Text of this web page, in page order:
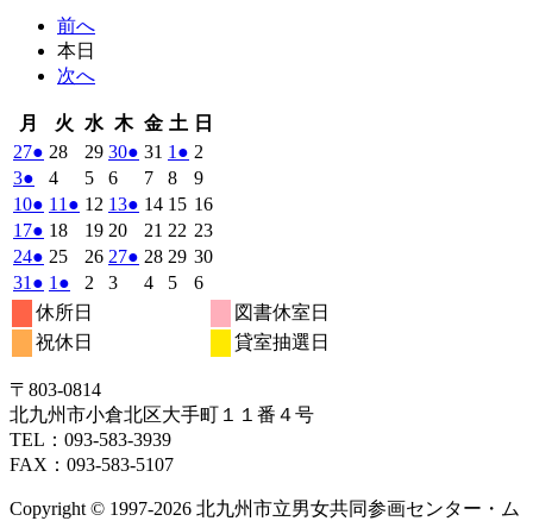
前へ
本日
次へ
月
曜
日
火 火
曜
日
水 水
曜
日
木木
曜
日
金金
曜
日
土 土
曜
日
日
272026
年
7
月
27
日
● (1
件
の
イ
ベ
ン
ト)
282026
7
月
日
292026
年
7
月
29
日
302026
7
月
30
日
● (1
件
の
イ
ベ
ン
31 2026
年
7
月
31
日
1 2026
年
8
月
1
日
● (1
件
の
イ
ベ
ン
ト)
2
年
8
月
2
日
32026
年
8
月
3
日
●
件
の
イ
ベ
ン
ト)
42026
年
8
月
4
日
52026
年
8
月
5
日
62026
年
8
月
6
日
72026
年
8
月
7
日
82026
年
8
月
8
日
92026
年
8
月
9
日
102026
年
8
月
10
日
● (1
件
の
イ
ベ
ン
ト)
11 2026
11
日
● (1
件
の
イ
ベ
ン
ト)
12 2026
年
8
月
12
132026
年
8
月
● (1
件
の
イ
142026
年
8
月
14
152026
年
8
月
15
162026
8
16
172026
年
8
月
17
日
● (1
件
の
イ
ベ
ン
182026
月
18
日
192026
年
8
202026
年
21 2026
年
8
22 2026
年
232026
年
月
242026
年
8
月
24
● (1
件
の
イ
ベ
ト)
252026
年
8
月
25
262026
年
272026
● (1
件
ト)
282026
年
292026
年
302026
8
月
31 2026
年
8
月
日
● (1
件
の
イ
ベ
ン
ト)
1 2026
年
9
月
日
●
件
の
イ
ベ
ン
ト)
2 2026
日
32026
42026
52026
62026
年
9
休所日
図書休室日
祝休日
貸室抽選日
〒803‐0814
北九州市小倉北区大手町１１番４号
TEL：093‐583‐3939
FAX：093‐583‐5107
Copyright © 1997‐2026 北九州市立男女共同参画センター・ム